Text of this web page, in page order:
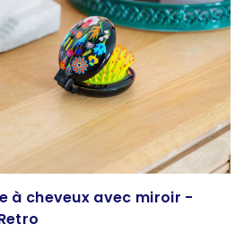
à cheveux avec miroir -